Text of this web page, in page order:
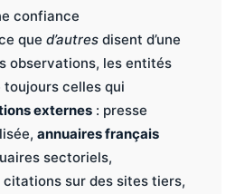
confiance
que d’autres disent d’une
observations, les entités
celles qui
externes : presse
annuaires français
sectoriels,
citations sur des sites tiers,